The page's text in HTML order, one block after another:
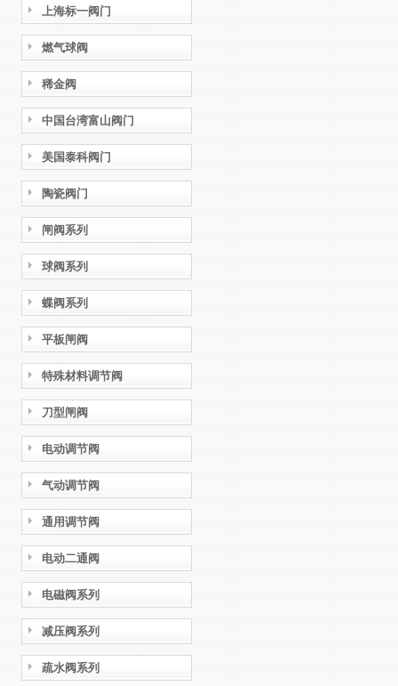
上海标一阀门
燃气球阀
稀金阀
中国台湾富山阀门
美国泰科阀门
陶瓷阀门
闸阀系列
球阀系列
蝶阀系列
平板闸阀
特殊材料调节阀
刀型闸阀
电动调节阀
气动调节阀
通用调节阀
电动二通阀
电磁阀系列
减压阀系列
疏水阀系列